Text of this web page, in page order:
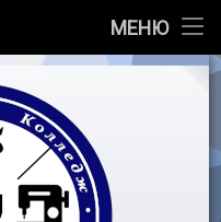
МЕНЮ